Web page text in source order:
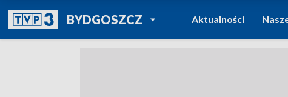
BYDGOSZCZPOWRÓT DO
TVP REGIONY
Aktualności